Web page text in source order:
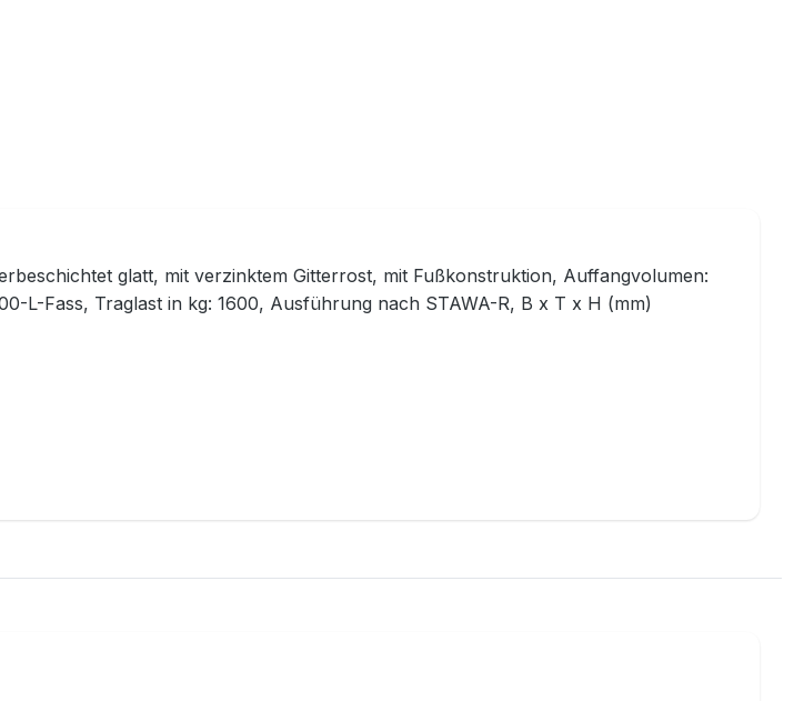
glatt, mit verzinktem Gitterrost, mit Fußkonstruktion, Auffangvolumen:
L-Fass, Traglast in kg: 1600, Ausführung nach STAWA-R, B x T x H (mm)